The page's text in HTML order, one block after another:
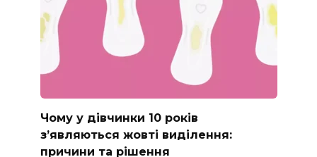
Чому у дівчинки 10 років
з’являються жовті виділення:
причини та рішення